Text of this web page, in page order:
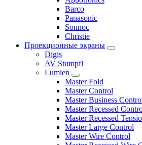
Barco
Panasonic
Sonnoc
Сhristie
Проекционные экраны
Digis
AV Stumpfl
Lumien
Master Fold
Master Control
Master Business
Master Recessed
Master Recessed
Master Large Control
Master Wire Control